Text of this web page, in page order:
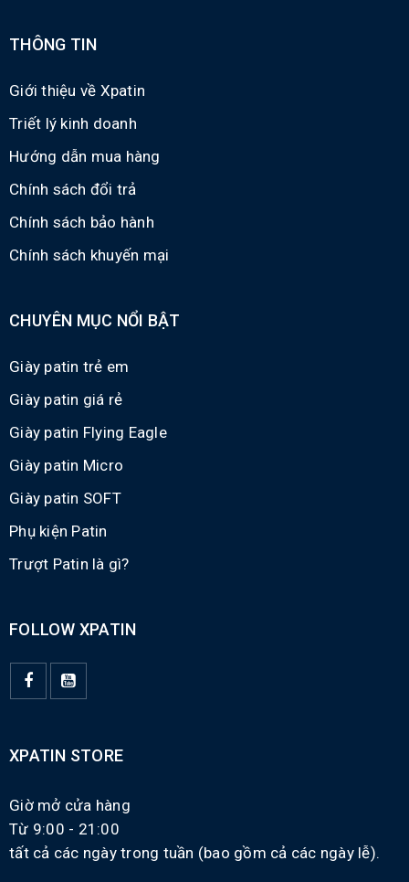
THÔNG TIN
Giới thiệu về Xpatin
Triết lý kinh doanh
Hướng dẫn mua hàng
Chính sách đổi trả
Chính sách bảo hành
Chính sách khuyến mại
CHUYÊN MỤC NỔI BẬT
Giày patin trẻ em
Giày patin giá rẻ
Giày patin Flying Eagle
Giày patin Micro
Giày patin SOFT
Phụ kiện Patin
Trượt Patin là gì?
FOLLOW XPATIN
XPATIN STORE
Giờ mở cửa hàng
Từ 9:00 - 21:00
tất cả các ngày trong tuần (bao gồm cả các ngày lễ).